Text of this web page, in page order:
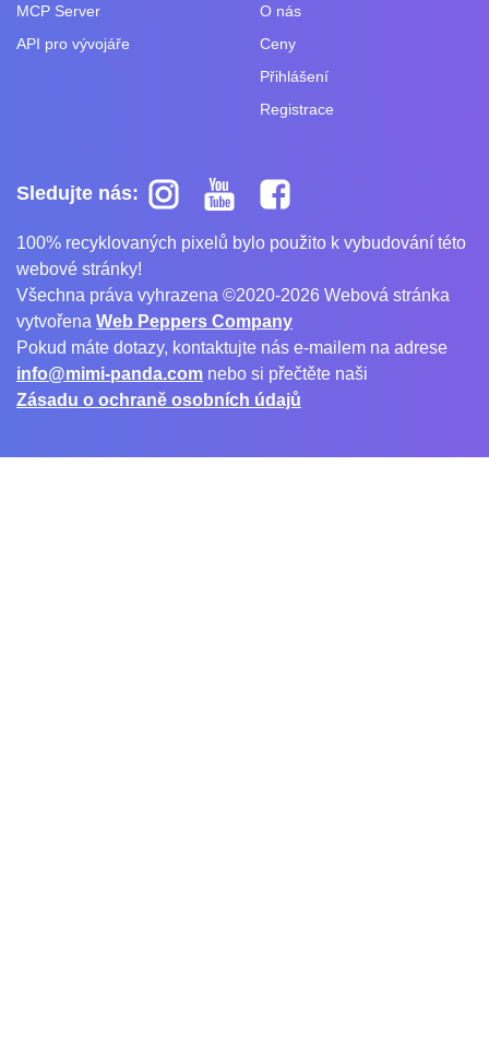
MCP Server
API pro vývojáře
O nás
Ceny
Přihlášení
Registrace
Sledujte nás:
100% recyklovaných pixelů bylo použito k vybudování této
webové stránky!
Všechna práva vyhrazena ©2020-2026 Webová stránka
vytvořena Web Peppers Company
Pokud máte dotazy, kontaktujte nás e-mailem na adrese
info@mimi-panda.com nebo si přečtěte naši
Zásadu o ochraně osobních údajů